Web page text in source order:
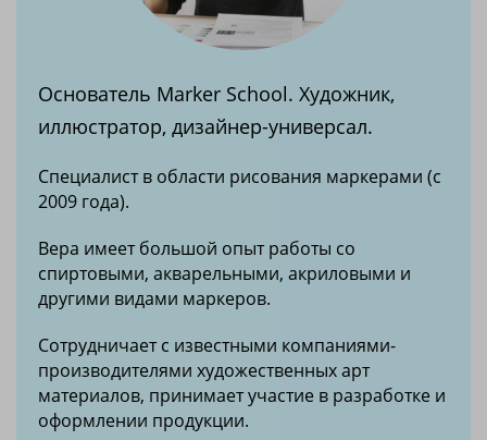
Основатель Marker School. Художник,
иллюстратор, дизайнер-универсал.
Специалист в области рисования маркерами (с
2009 года).
Вера имеет большой опыт работы со
спиртовыми, акварельными, акриловыми и
другими видами маркеров.
Cотрудничает с известными компаниями-
производителями художественных арт
материалов, принимает участие в разработке и
оформлении продукции.